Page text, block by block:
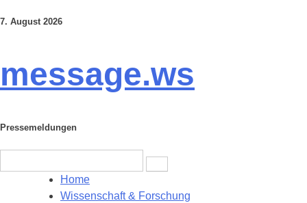
Skip
7. August 2026
message.ws
Pressemeldungen
for:
Home
Wissenschaft & Forschung